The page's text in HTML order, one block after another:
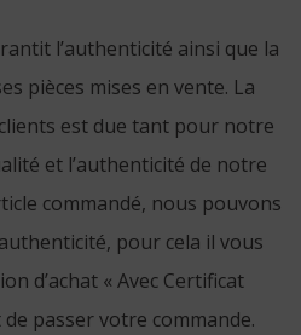
l’authenticité ainsi que la
pièces mises en vente. La
est due tant pour notre
et l’authenticité de notre
commandé, nous pouvons
pour cela il vous
d’achat « Avec Certificat
passer votre commande.